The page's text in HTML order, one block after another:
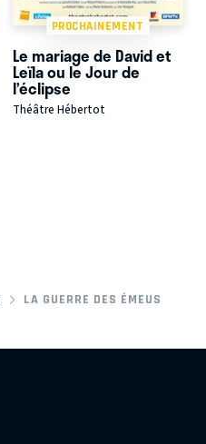
PROCHAINEMENT
Le mariage de David et
Leïla ou le Jour de
l’éclipse
Théâtre Hébertot
LA GUERRE DES ÉMEUS